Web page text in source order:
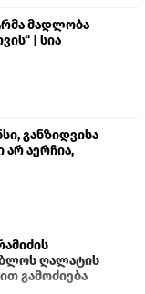
მადლობა
| სია
განზიდვისა
არ აერჩია,
ღალატის
გამოძიება